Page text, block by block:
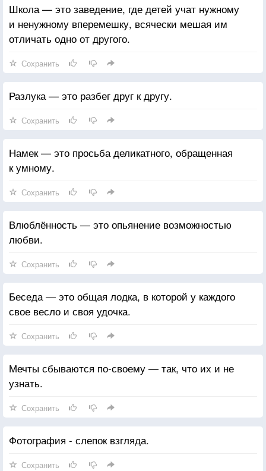
Школа — это заведение, где детей учат нужному
и ненужному вперемешку, всячески мешая им
отличать одно от другого.
Сохранить
Разлука — это разбег друг к другу.
Сохранить
Намек — это просьба деликатного, обращенная
к умному.
Сохранить
Влюблённость — это опьянение возможностью
любви.
Сохранить
Беседа — это общая лодка, в которой у каждого
свое весло и своя удочка.
Сохранить
Мечты сбываются по-своему — так, что их и не
узнать.
Сохранить
Фотография - слепок взгляда.
Сохранить